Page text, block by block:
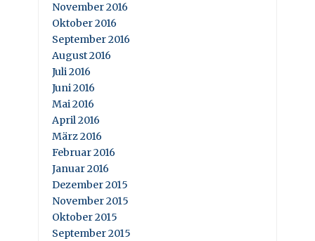
November 2016
Oktober 2016
September 2016
August 2016
Juli 2016
Juni 2016
Mai 2016
April 2016
März 2016
Februar 2016
Januar 2016
Dezember 2015
November 2015
Oktober 2015
September 2015